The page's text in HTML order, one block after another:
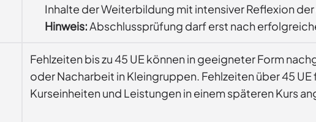
Inhalte der Weiterbildung mit intensiver Reflexion
Hinweis:Abschlussprüfung darf erst nach
Fehlzeiten bis zu 45 UE können in geeigneter Form
oder Nacharbeit in Kleingruppen. Fehlzeiten über 45
Kurseinheiten und Leistungen in einem späteren Kurs